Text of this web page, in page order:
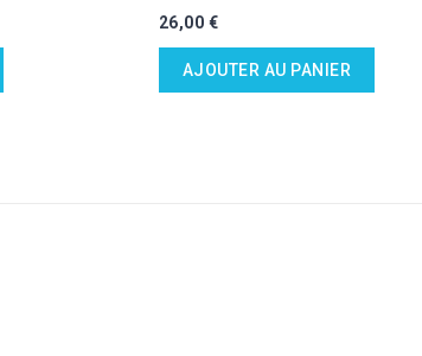
Prix
26,00 €
AJOUTER AU PANIER